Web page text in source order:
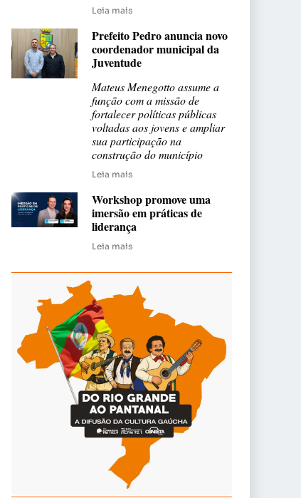
Leia mais
Prefeito Pedro anuncia novo
coordenador municipal da
Juventude
Mateus Menegotto assume a
função com a missão de
fortalecer políticas públicas
voltadas aos jovens e ampliar
sua participação na
construção do município
Leia mais
Workshop promove uma
imersão em práticas de
liderança
Leia mais